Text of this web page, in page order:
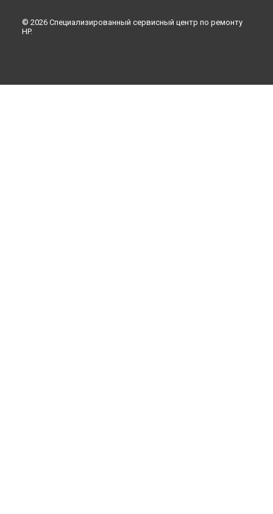
© 2026 Специализированный сервисный центр по ремонту
HP.